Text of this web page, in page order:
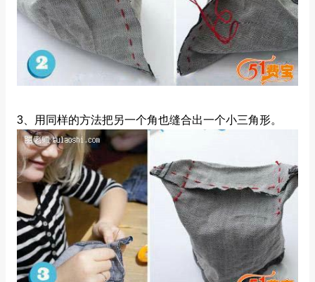
3、用同样的方法把另一个角也缝合出一个小三角形。